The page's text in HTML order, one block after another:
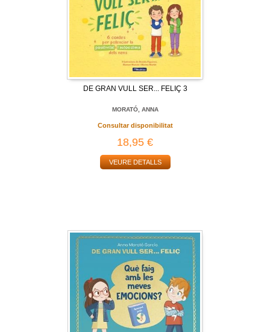
DE GRAN VULL SER... FELIÇ 3
MORATÓ, ANNA
Consultar disponibilitat
18,95 €
VEURE DETALLS